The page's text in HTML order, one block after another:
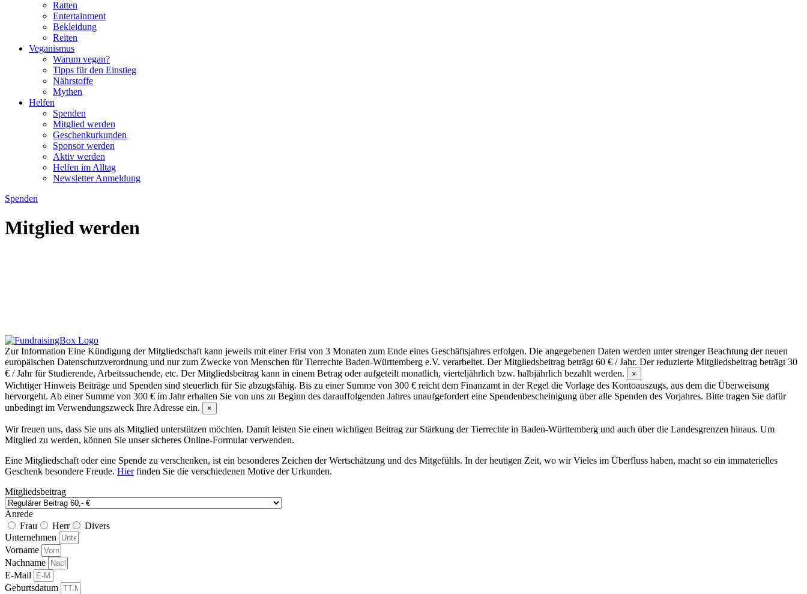
Ratten
Entertainment
Bekleidung
Reiten
Veganismus
Warum vegan?
Tipps für den Einstieg
Nährstoffe
Mythen
Helfen
Spenden
Mitglied werden
Geschenkurkunden
Sponsor werden
Aktiv werden
Helfen im Alltag
Newsletter Anmeldung
Spenden
Mitglied werden
Zur Information Eine Kündigung der Mitgliedschaft kann jeweils mit einer Frist von 3 Monaten zum Ende eines Geschäftsjahres erfolgen. Die angegebenen Daten werden unter strenger Beachtung der neuen
europäischen Datenschutzverordnung und nur zum Zwecke von Menschen für Tierrechte Baden-Württemberg e.V. verarbeitet. Der Mitgliedsbeitrag beträgt 60 € / Jahr. Der reduzierte Mitgliedsbeitrag beträgt 30
€ / Jahr für Studierende, Arbeitssuchende, etc. Der Mitgliedsbeitrag kann in einem Betrag oder aufgeteilt monatlich, vierteljährlich bzw. halbjährlich bezahlt werden.
×
Wichtiger Hinweis Beiträge und Spenden sind steuerlich für Sie abzugsfähig. Bis zu einer Summe von 300 € reicht dem Finanzamt in der Regel die Vorlage des Kontoauszugs, aus dem die Überweisung
hervorgeht. Ab einer Summe von 300 € im Jahr erhalten Sie von uns zu Beginn des darauffolgenden Jahres unaufgefordert eine Spendenbescheinigung über alle Spenden des Vorjahres. Bitte tragen Sie dafür
unbedingt im Verwendungszweck Ihre Adresse ein.
×
Wir freuen uns, dass Sie uns als Mitglied unterstützen möchten. Damit leisten Sie einen wichtigen Beitrag zur Stärkung der Tierrechte in Baden-Württemberg und auch über die Landesgrenzen hinaus. Um
Mitglied zu werden, können Sie unser sicheres Online-Formular verwenden.
Eine Mitgliedschaft oder eine Spende zu verschenken, ist ein besonderes Zeichen der Wertschätzung und des Mitgefühls. In der heutigen Zeit, wo wir Vieles im Überfluss haben, macht so ein immaterielles
Geschenk besondere Freude. Hierfinden Sie die verschiedenen Motive der Urkunden.
Mitgliedsbeitrag
Anrede
Frau
Herr
Divers
Unternehmen
Vorname
Nachname
E-Mail
Geburtsdatum